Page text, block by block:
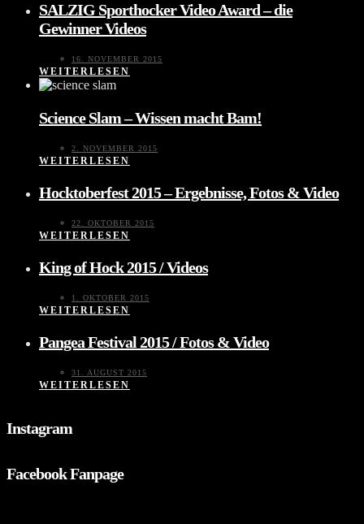
SALZIG Sporthocker Video Award – die
Gewinner Videos
16. NOVEMBER 2015
WEITERLESEN
Science Slam – Wissen macht Bam!
2. NOVEMBER 2015
WEITERLESEN
Hocktoberfest 2015 – Ergebnisse, Fotos & Video
22. OKTOBER 2015
WEITERLESEN
King of Hock 2015 / Videos
1. OKTOBER 2015
WEITERLESEN
Pangea Festival 2015 / Fotos & Video
31. AUGUST 2015
WEITERLESEN
Instagram
Facebook Fanpage